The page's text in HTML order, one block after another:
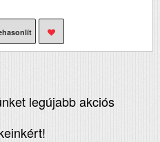
legújabb akciós